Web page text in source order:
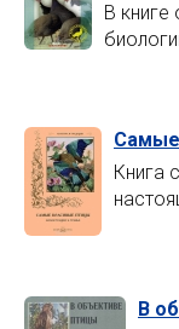
В
Книга
В